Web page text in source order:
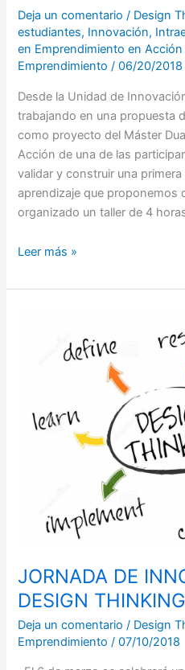
Deja un comentario / Design
estudiantes, Innovación,
en Emprendimiento en Acción
Emprendimiento/06/20/2018
Desde la Unidad de
trabajando en una propuesta
como proyecto del Máster
Acción de una de las
validar y construir una
aprendizaje que proponemos
organizado un taller de 4
Leer más »
JORNADA DE
DESIGN THINKING
Deja un comentario / Design
Emprendimiento/07/10/2018
INNOVACIÓN
THINKING